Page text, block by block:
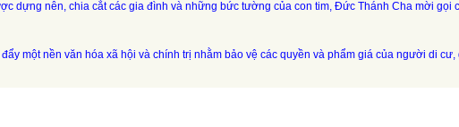
dựng nên, chia cắt các gia đình và những bức tường của con tim, Đức Thánh Cha mời gọi
một nền văn hóa xã hội và chính trị nhằm bảo vệ các quyền và phẩm giá của người di